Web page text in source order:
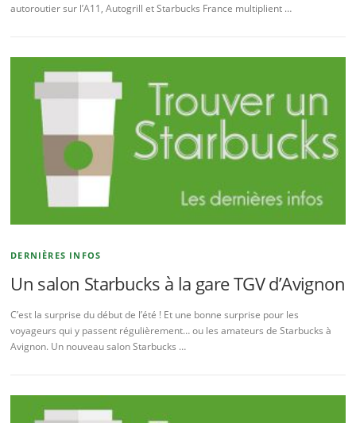
autoroutier sur l’A11, Autogrill et Starbucks France multiplient …
DERNIÈRES INFOS
Un salon Starbucks à la gare TGV d’Avignon
C’est la surprise du début de l’été ! Et une bonne surprise pour les
voyageurs qui y passent régulièrement… ou les amateurs de Starbucks à
Avignon. Un nouveau salon Starbucks …